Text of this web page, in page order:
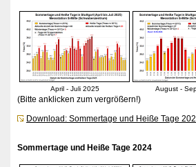
April - Juli 2025 August -
(Bitte anklicken zum vergrößern!)
Download: Sommertage und Heiße Tage
Sommertage und Heiße Tage 2024